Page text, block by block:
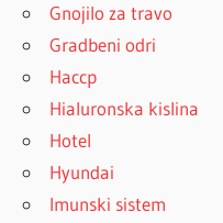
Gnojilo za travo
Gradbeni odri
Haccp
Hialuronska kislina
Hotel
Hyundai
Imunski sistem